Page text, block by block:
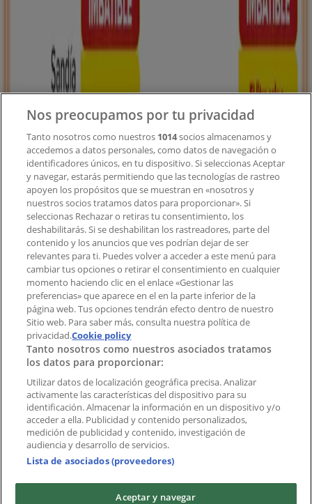
¿Qué hacemos?
Soluciones para empresas
Noticias y prensa
Trabaja con nosotros
Contacto comercial y de marketing
Tienda mal colocada en el mapa
Notificar un folleto
¿Encontraste un problema en la web o en la
aplicación?
Índices
Marcas
Marcas locales
Negocios
Negocios cercanos
Productos
Productos locales
Ciudades
Descargar la APP Tiendeo
Nos preocupamos por tu privacidad
Tanto nosotros como nuestros 1014socios almacenamos y
accedemos a datos personales, como datos de navegación o
identificadores únicos, en tu dispositivo. Si seleccionas Aceptar
y navegar, estarás permitiendo que las tecnologías de rastreo
apoyen los propósitos que se muestran en «nosotros y
nuestros socios tratamos datos para proporcionar». Si
seleccionas Rechazar o retiras tu consentimiento, los
deshabilitarás. Si se deshabilitan los rastreadores, parte del
contenido y los anuncios que ves podrían dejar de ser
relevantes para ti. Puedes volver a acceder a este menú para
cambiar tus opciones o retirar el consentimiento en cualquier
momento haciendo clic en el enlace «Gestionar las
preferencias» que aparece en el en la parte inferior de la
página web. Tus opciones tendrán efecto dentro de nuestro
Sitio web. Para saber más, consulta nuestra política de
privacidad.Cookie policy
Tanto nosotros como nuestros asociados tratamos
los datos para proporcionar:
Utilizar datos de localización geográfica precisa. Analizar
activamente las características del dispositivo para su
identificación. Almacenar la información en un dispositivo y/o
acceder a ella. Publicidad y contenido personalizados,
medición de publicidad y contenido, investigación de
audiencia y desarrollo de servicios.
Lista de asociados (proveedores)
Aceptar y navegar